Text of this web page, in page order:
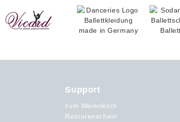
Support
zum Warenkorb
Retourenschein